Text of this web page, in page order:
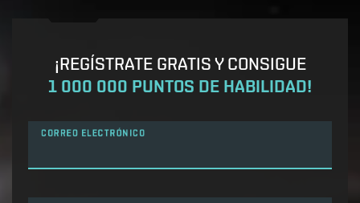
¡REGÍSTRATE GRATIS Y CONSIGUE
1 000 000 PUNTOS DE HABILIDAD!
CORREO ELECTRÓNICO